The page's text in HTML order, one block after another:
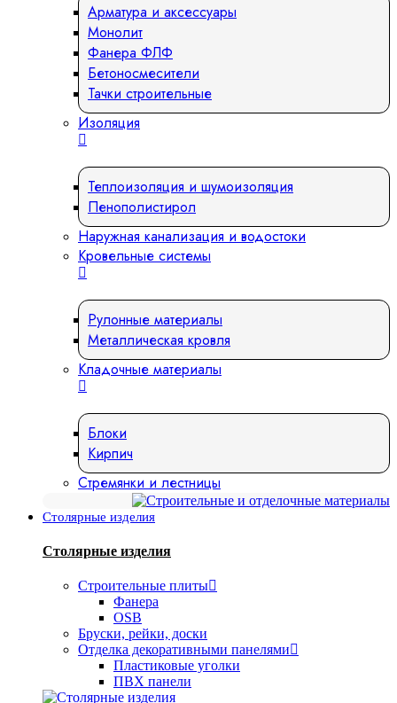
Арматура и аксессуары
Монолит
Фанера ФЛФ
Бетоносмесители
Тачки строительные
Изоляция
Теплоизоляция и шумоизоляция
Пенополистирол
Наружная канализация и водостоки
Кровельные системы
Рулонные материалы
Металлическая кровля
Кладочные материалы
Блоки
Кирпич
Стремянки и лестницы
Столярные изделия
Столярные изделия
Строительные плиты
Фанера
OSB
Бруски, рейки, доски
Отделка декоративными панелями
Пластиковые уголки
ПВХ панели